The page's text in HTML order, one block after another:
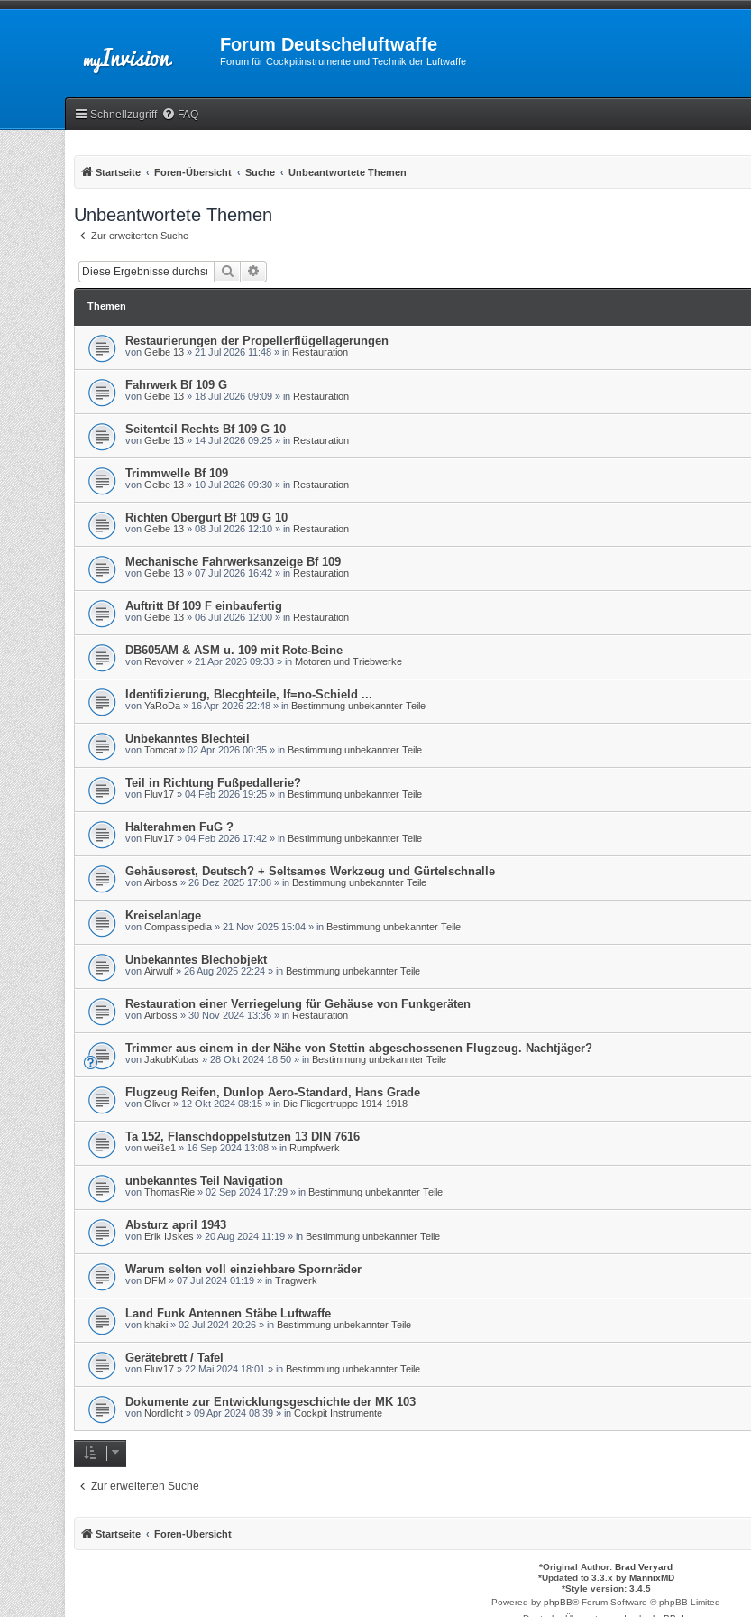
Forum Deutscheluftwaffe
Forum für Cockpitinstrumente und Technik der Luftwaffe
Schnellzugriff FAQ
Startseite Foren-Übersicht Suche Unbeantwortete Themen
Unbeantwortete Themen
Zur erweiterten Suche
Suche
Themen
Restaurierungen der Propellerflügellagerungen
von Gelbe 13 » 21 Jul 2026 11:48 » in Restauration
Fahrwerk Bf 109 G
von Gelbe 13 » 18 Jul 2026 09:09 » in Restauration
Seitenteil Rechts Bf 109 G 10
von Gelbe 13 » 14 Jul 2026 09:25 » in Restauration
Trimmwelle Bf 109
von Gelbe 13 » 10 Jul 2026 09:30 » in Restauration
Richten Obergurt Bf 109 G 10
von Gelbe 13 » 08 Jul 2026 12:10 » in Restauration
Mechanische Fahrwerksanzeige Bf 109
von Gelbe 13 » 07 Jul 2026 16:42 » in Restauration
Auftritt Bf 109 F einbaufertig
von Gelbe 13 » 06 Jul 2026 12:00 » in Restauration
DB605AM & ASM u. 109 mit Rote-Beine
von Revolver » 21 Apr 2026 09:33 » in Motoren und Triebwerke
Identifizierung, Blecghteile, If=no-Schield ...
von YaRoDa » 16 Apr 2026 22:48 » in Bestimmung unbekannter Teile
Unbekanntes Blechteil
von Tomcat » 02 Apr 2026 00:35 » in Bestimmung unbekannter Teile
Teil in Richtung Fußpedallerie?
von Fluv17 » 04 Feb 2026 19:25 » in Bestimmung unbekannter Teile
Halterahmen FuG ?
von Fluv17 » 04 Feb 2026 17:42 » in Bestimmung unbekannter Teile
Gehäuserest, Deutsch? + Seltsames Werkzeug und Gürtelschnalle
von Airboss » 26 Dez 2025 17:08 » in Bestimmung unbekannter Teile
Kreiselanlage
von Compassipedia » 21 Nov 2025 15:04 » in Bestimmung unbekannter Teile
Unbekanntes Blechobjekt
von Airwulf » 26 Aug 2025 22:24 » in Bestimmung unbekannter Teile
Restauration einer Verriegelung für Gehäuse von Funkgeräten
von Airboss » 30 Nov 2024 13:36 » in Restauration
Trimmer aus einem in der Nähe von Stettin abgeschossenen Flugzeug. Nachtjäger?
von JakubKubas » 28 Okt 2024 18:50 » in Bestimmung unbekannter Teile
Flugzeug Reifen, Dunlop Aero-Standard, Hans Grade
von Oliver » 12 Okt 2024 08:15 » in Die Fliegertruppe 1914-1918
Ta 152, Flanschdoppelstutzen 13 DIN 7616
von weiße1 » 16 Sep 2024 13:08 » in Rumpfwerk
unbekanntes Teil Navigation
von ThomasRie » 02 Sep 2024 17:29 » in Bestimmung unbekannter Teile
Absturz april 1943
von Erik IJskes » 20 Aug 2024 11:19 » in Bestimmung unbekannter Teile
Warum selten voll einziehbare Spornräder
von DFM » 07 Jul 2024 01:19 » in Tragwerk
Land Funk Antennen Stäbe Luftwaffe
von khaki » 02 Jul 2024 20:26 » in Bestimmung unbekannter Teile
Gerätebrett / Tafel
von Fluv17 » 22 Mai 2024 18:01 » in Bestimmung unbekannter Teile
Dokumente zur Entwicklungsgeschichte der MK 103
von Nordlicht » 09 Apr 2024 08:39 » in Cockpit Instrumente
Zur erweiterten Suche
Startseite Foren-Übersicht
*Original Author: Brad Veryard
*Updated to 3.3.x by MannixMD
*Style version: 3.4.5
Powered by phpBB® Forum Software © phpBB Limited